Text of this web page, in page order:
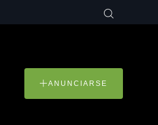
ANUNCIARSE